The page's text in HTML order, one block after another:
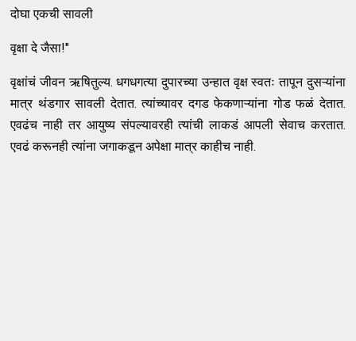
दोघा एकची सावली
वृक्षा दे जैसा!"
वृक्षांचं जीवन ऋषितुल्य. धगधगत्या दुपारच्या उन्हात वृक्ष स्वतः तापून दुसऱ्यांना
मात्र थंडगार सावली देतात. त्यांच्यावर दगड फेकणाऱ्यांना गोड फळं देतात.
एवढंच नाही तर आयुष्य संपल्यावरही त्यांची लाकडं आपली सेवाच करतात.
एवढं करूनही त्यांना जगाकडून अपेक्षा मात्र काहीच नाही.